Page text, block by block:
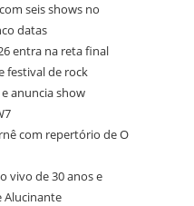
seis shows no
datas
entra na reta final
festival de rock
anuncia show
com repertório de O
vivo de 30 anos e
Alucinante